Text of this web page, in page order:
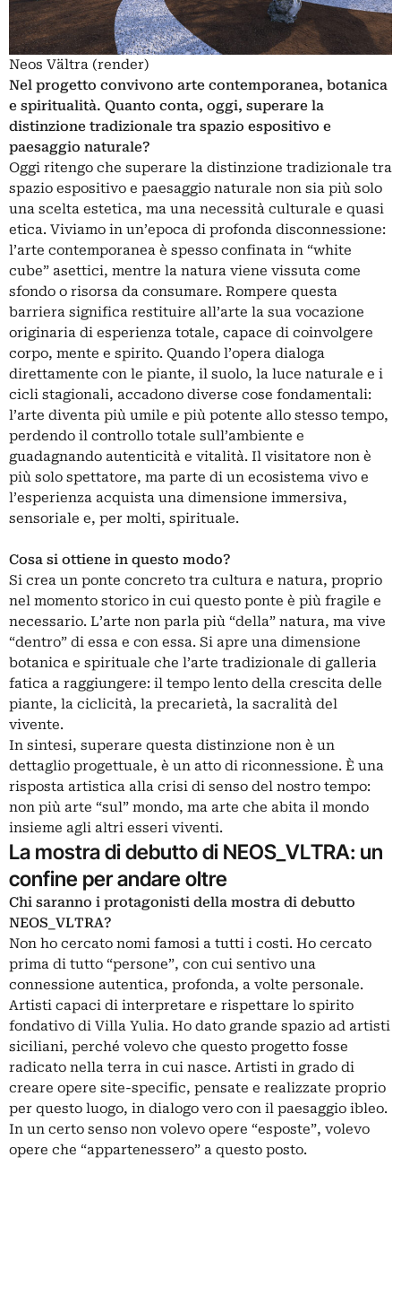
Neos Vältra (render)
Nel progetto convivono arte contemporanea, botanica
e spiritualità. Quanto conta, oggi, superare la
distinzione tradizionale tra spazio espositivo e
paesaggio naturale?
Oggi ritengo che superare la distinzione tradizionale tra
spazio espositivo e paesaggio naturale non sia più solo
una scelta estetica, ma una necessità culturale e quasi
etica. Viviamo in un’epoca di profonda disconnessione:
l’arte contemporanea è spesso confinata in “white
cube” asettici, mentre la natura viene vissuta come
sfondo o risorsa da consumare. Rompere questa
barriera significa restituire all’arte la sua vocazione
originaria di esperienza totale, capace di coinvolgere
corpo, mente e spirito. Quando l’opera dialoga
direttamente con le piante, il suolo, la luce naturale e i
cicli stagionali, accadono diverse cose fondamentali:
l’arte diventa più umile e più potente allo stesso tempo,
perdendo il controllo totale sull’ambiente e
guadagnando autenticità e vitalità. Il visitatore non è
più solo spettatore, ma parte di un ecosistema vivo e
l’esperienza acquista una dimensione immersiva,
sensoriale e, per molti, spirituale.
Cosa si ottiene in questo modo?
Si crea un ponte concreto tra cultura e natura, proprio
nel momento storico in cui questo ponte è più fragile e
necessario. L’arte non parla più “della” natura, ma vive
“dentro” di essa e con essa. Si apre una dimensione
botanica e spirituale che l’arte tradizionale di galleria
fatica a raggiungere: il tempo lento della crescita delle
piante, la ciclicità, la precarietà, la sacralità del
vivente.
In sintesi, superare questa distinzione non è un
dettaglio progettuale, è un atto di riconnessione. È una
risposta artistica alla crisi di senso del nostro tempo:
non più arte “sul” mondo, ma arte che abita il mondo
insieme agli altri esseri viventi.
La mostra di debutto di NEOS_VLTRA: un
confine per andare oltre
Chi saranno i protagonisti della mostra di debutto
NEOS_VLTRA?
Non ho cercato nomi famosi a tutti i costi. Ho cercato
prima di tutto “persone”, con cui sentivo una
connessione autentica, profonda, a volte personale.
Artisti capaci di interpretare e rispettare lo spirito
fondativo di Villa Yulia. Ho dato grande spazio ad artisti
siciliani, perché volevo che questo progetto fosse
radicato nella terra in cui nasce. Artisti in grado di
creare opere site-specific, pensate e realizzate proprio
per questo luogo, in dialogo vero con il paesaggio ibleo.
In un certo senso non volevo opere “esposte”, volevo
opere che “appartenessero” a questo posto.